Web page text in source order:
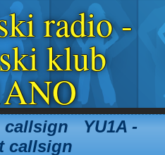
radio -
klub
callsign YU1A -
callsign